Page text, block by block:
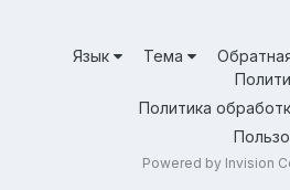
Язык Тема
Политика
Powered by Invision